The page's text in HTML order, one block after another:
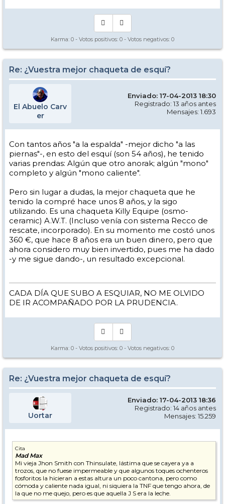
Karma: 0 - Votos positivos: 0 - Votos negativos: 0
Re: ¿Vuestra mejor chaqueta de esquí?
El Abuelo Carv
er
Enviado: 17-04-2013 18:30
Registrado: 13 años antes
Mensajes: 1.693
Con tantos años "a la espalda" -mejor dicho "a las
piernas"-, en esto del esquí (son 54 años), he tenido
varias prendas: Algún que otro anorak; algún "mono"
completo y algún "mono caliente".
Pero sin lugar a dudas, la mejor chaqueta que he
tenido la compré hace unos 8 años, y la sigo
utilizando. Es una chaqueta Killy Equipe (osmo-
ceramic) A.W.T. (Incluso venía con sistema Recco de
rescate, incorporado). En su momento me costó unos
360 €, que hace 8 años era un buen dinero, pero que
ahora considero muy bien invertido, pues me ha dado
-y me sigue dando-, un resultado excepcional.
CADA DÍA QUE SUBO A ESQUIAR, NO ME OLVIDO
DE IR ACOMPAÑADO POR LA PRUDENCIA.
Karma: 0 - Votos positivos: 0 - Votos negativos: 0
Re: ¿Vuestra mejor chaqueta de esquí?
Uortar
Enviado: 17-04-2013 18:36
Registrado: 14 años antes
Mensajes: 15.259
Cita
Mad Max
Mi vieja Jhon Smith con Thinsulate, lástima que se cayera ya a
trozos, que no fuese impermeable y que algunos toques ochenteros
fosforitos la hicieran a estas altura un poco cantona, pero como
cómoda y caliente nada igual, ni siquiera la TNF que tengo ahora, de
la que no me quejo, pero es que aquella J S era la leche.